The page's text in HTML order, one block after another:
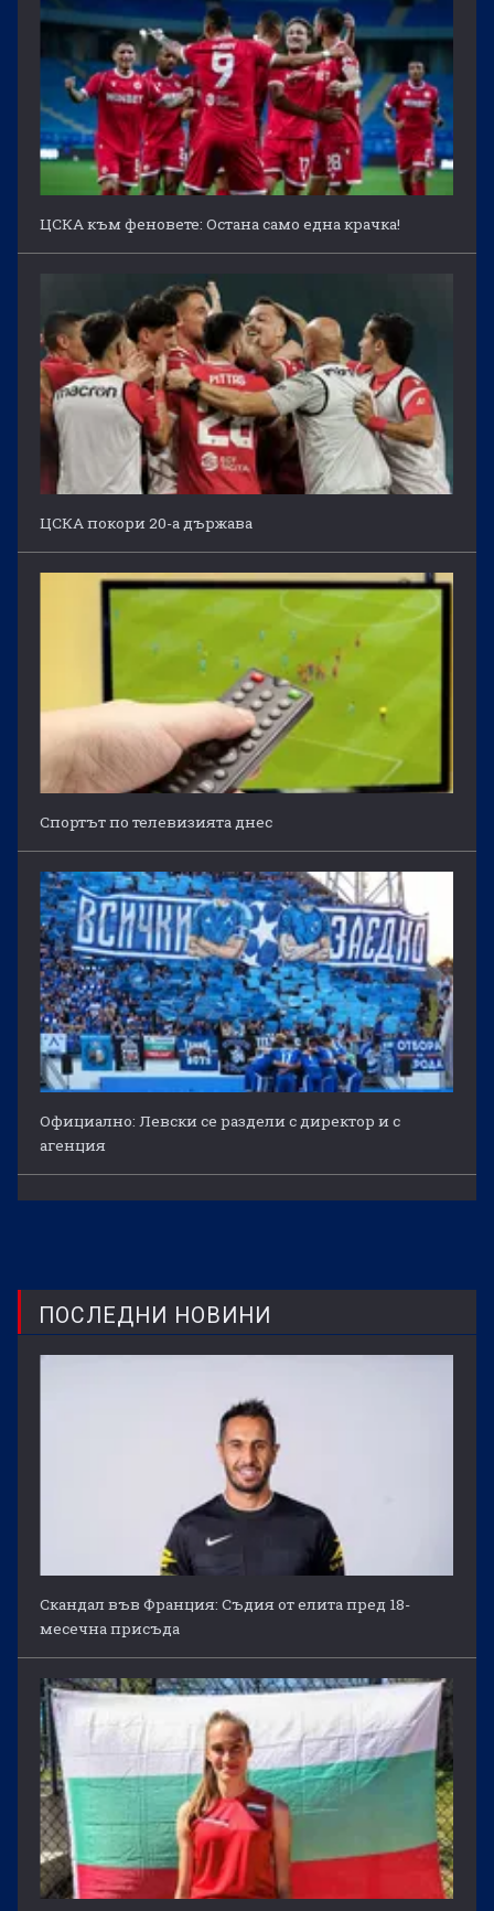
ЦСКА към феновете: Остана само една крачка!
ЦСКА покори 20-а държава
Спортът по телевизията днес
Официално: Левски се раздели с директор и с
агенция
ПОСЛЕДНИ НОВИНИ
Скандал във Франция: Съдия от елита пред 18-
месечна присъда